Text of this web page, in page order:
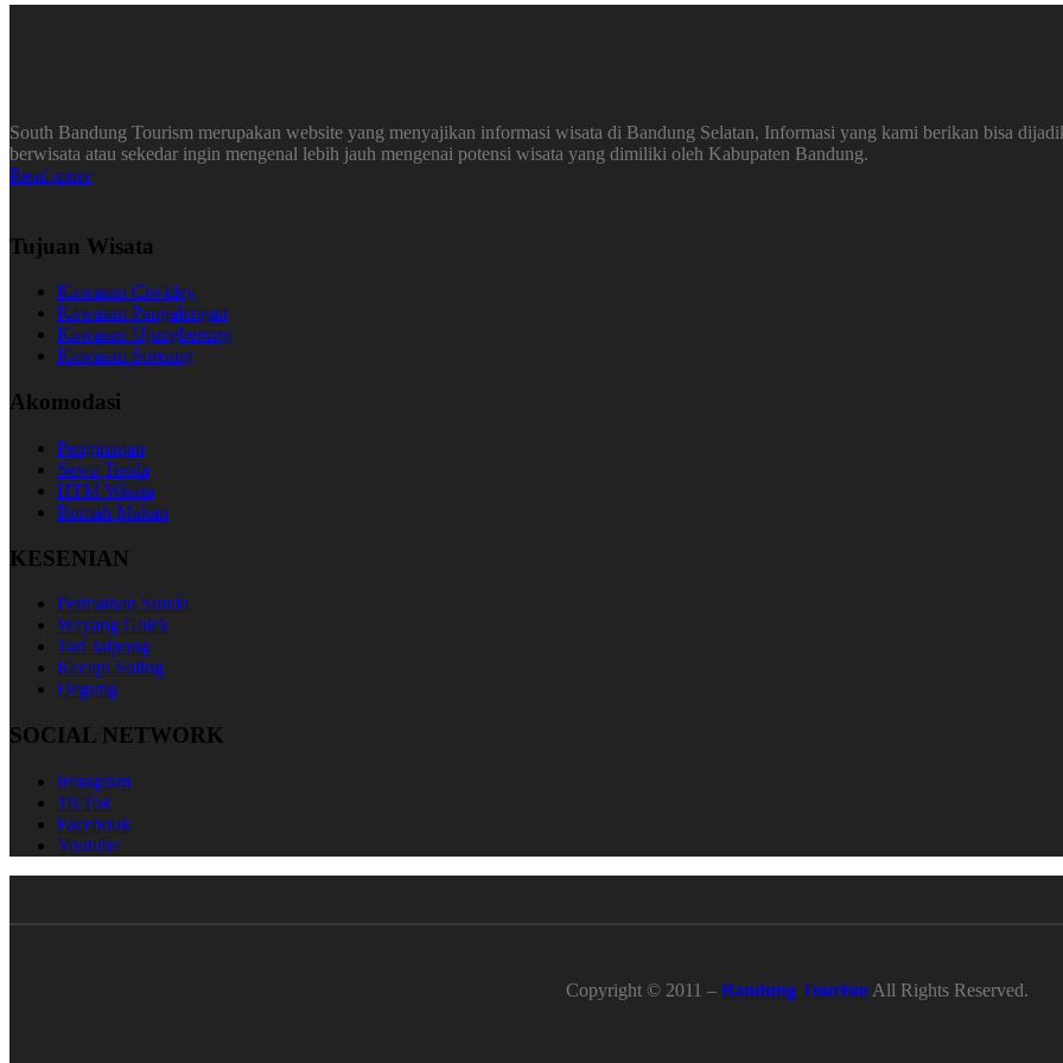
South Bandung Tourism merupakan website yang menyajikan informasi wisata di Bandung Selatan, Informasi yang kami berikan bisa
berwisata atau sekedar ingin mengenal lebih jauh mengenai potensi wisata yang dimiliki oleh Kabupaten Bandung.
Read more
Tujuan Wisata
Kawasan Ciwidey
Kawasan Pangalengan
Kawasan Ujungberung
Kawasan Soreang
Akomodasi
Penginapan
Sewa Tenda
HTM Wisata
Rumah Makan
KESENIAN
Permainan Sunda
Wayang Golek
Tari Jaipong
Kecapi Suling
Degung
SOCIAL NETWORK
Instagram
TikTok
Facebook
Youtube
Copyright © 2011 – Bandung Tourism All Rights Reserved.